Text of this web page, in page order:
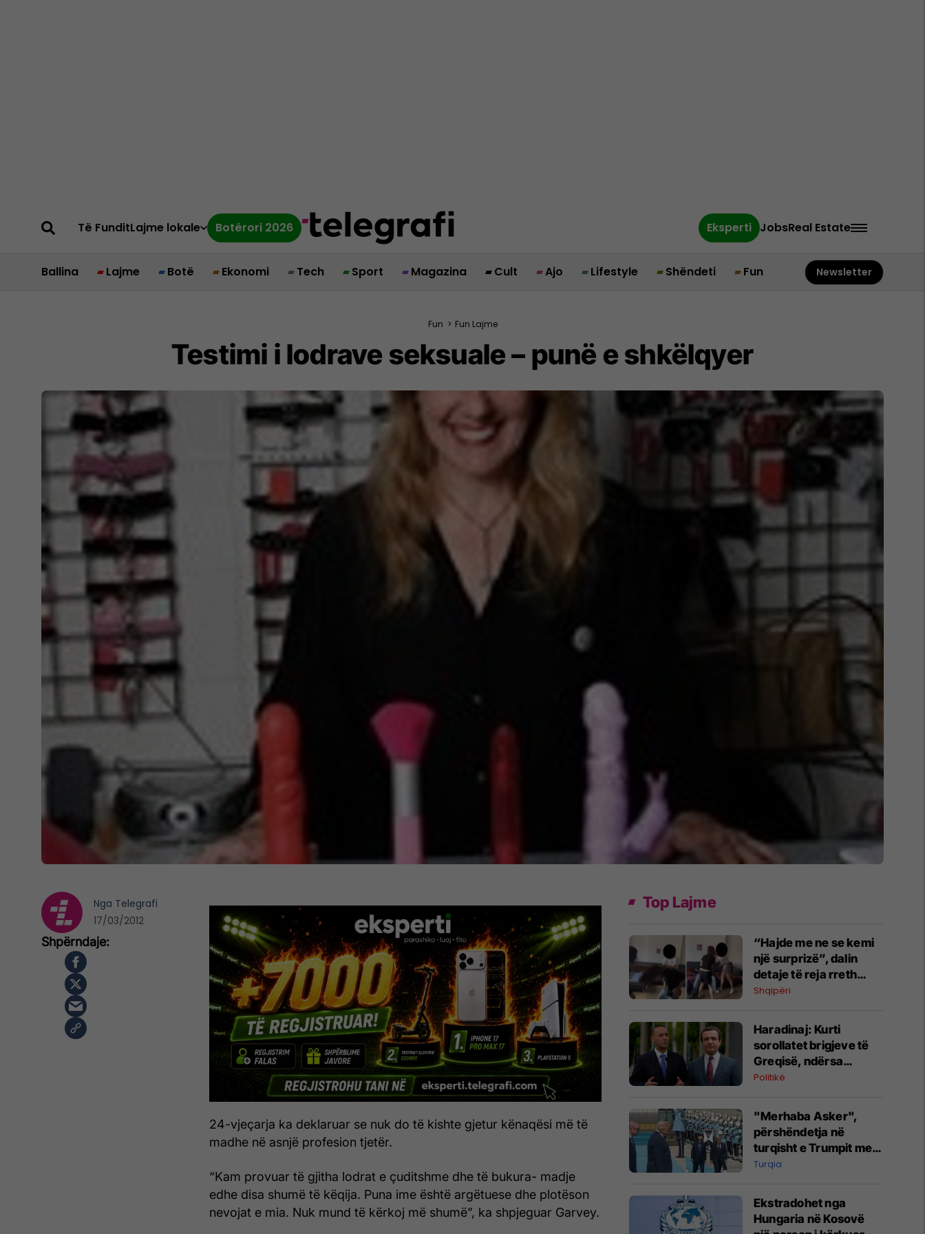
Të FunditLajme lokale Botërori 2026 Eksperti JobsReal Estate
Ballina Lajme Botë Ekonomi Tech Sport Magazina Cult Ajo Lifestyle Shëndeti Fun Newsletter
Fun > Fun Lajme
Testimi i lodrave seksuale – punë e shkëlqyer
24-vjeçarja ka deklaruar se nuk do të kishte gjetur kënaqësi më të
madhe në asnjë profesion tjetër.
“Kam provuar të gjitha lodrat e çuditshme dhe të bukura- madje
edhe disa shumë të këqija. Puna ime është argëtuese dhe plotëson
nevojat e mia. Nuk mund të kërkoj më shumë”, ka shpjeguar Garvey.
Nga Telegrafi
17/03/2012
Top Lajme
“Hajde me ne se kemi
një surprizë”, dalin
detaje të reja rreth
rrahjes së të miturës
Shqipëri
Haradinaj: Kurti
sorollatet brigjeve të
Greqisë, ndërsa
Kosova mungon në
ndërtohen
partneriteteti
Politikë
"Merhaba Asker",
përshëndetja në
turqisht e Trumpit merr
gjithë vëmendjen në
Turqia
Ekstradohet nga
Hungaria në Kosovë